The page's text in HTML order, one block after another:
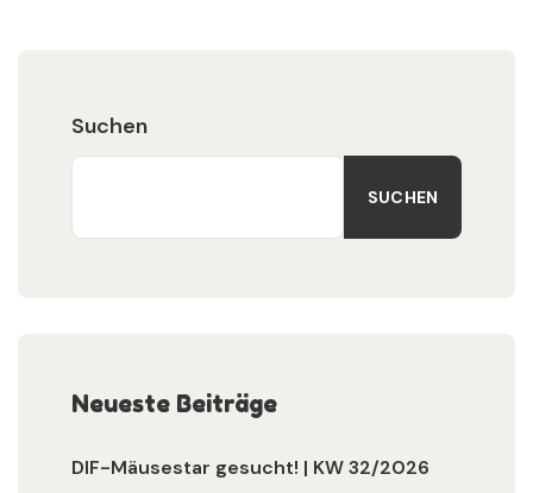
Suchen
SUCHEN
Neueste Beiträge
DIF-Mäusestar gesucht! | KW 32/2026